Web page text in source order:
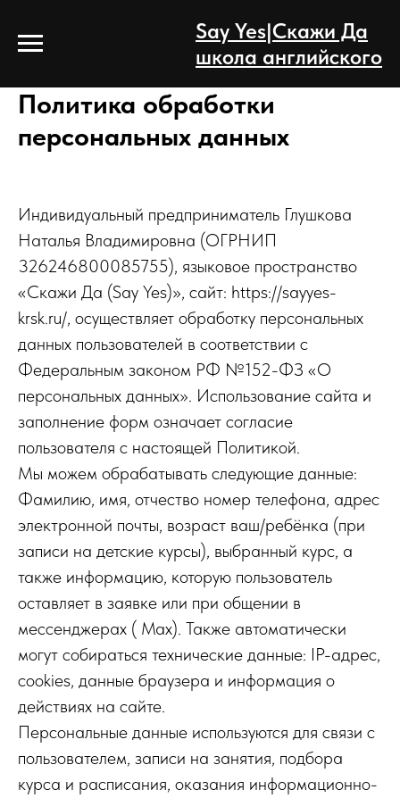
Say Yes|Скажи Да
школа английского
Политика обработки
персональных данных
Индивидуальный предприниматель Глушкова
Наталья Владимировна (ОГРНИП
326246800085755), языковое пространство
«Скажи Да (Say Yes)», сайт: https://sayyes-
krsk.ru/, осуществляет обработку персональных
данных пользователей в соответствии с
Федеральным законом РФ №152-ФЗ «О
персональных данных». Использование сайта и
заполнение форм означает согласие
пользователя с настоящей Политикой.
Мы можем обрабатывать следующие данные:
Фамилию, имя, отчество номер телефона, адрес
электронной почты, возраст ваш/ребёнка (при
записи на детские курсы), выбранный курс, а
также информацию, которую пользователь
оставляет в заявке или при общении в
мессенджерах ( Max). Также автоматически
могут собираться технические данные: IP-адрес,
cookies, данные браузера и информация о
действиях на сайте.
Персональные данные используются для связи с
пользователем, записи на занятия, подбора
курса и расписания, оказания информационно-